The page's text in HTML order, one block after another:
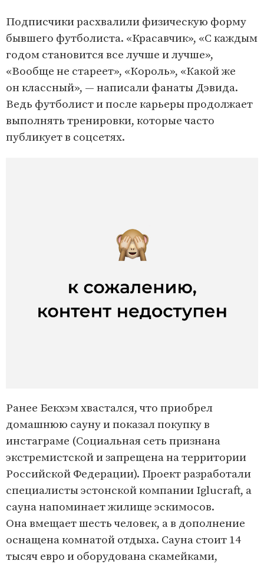
Подписчики расхвалили физическую форму
бывшего футболиста. «Красавчик», «С каждым
годом становится все лучше и лучше»,
«Вообще не стареет», «Король», «Какой же
он классный», — написали фанаты Дэвида.
Ведь футболист и после карьеры продолжает
выполнять тренировки, которые часто
публикует в соцсетях.
Ранее Бекхэм хвастался, что приобрел
домашнюю сауну и показал покупку в
инстаграме (Социальная сеть признана
экстремистской и запрещена на территории
Российской Федерации). Проект разработали
специалисты эстонской компании Iglucraft, а
сауна напоминает жилище эскимосов.
Она вмещает шесть человек, а в дополнение
оснащена комнатой отдыха. Сауна стоит 14
тысяч евро и оборудована скамейками,